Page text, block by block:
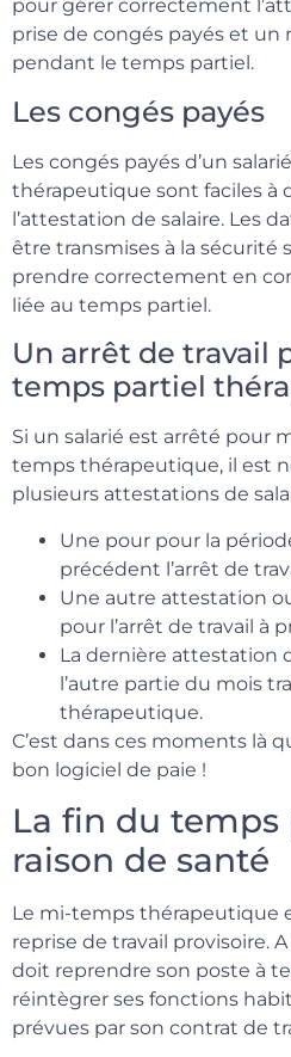
pour gérer correctement
prise de congés payés et
pendant le temps partiel.
Les congés payés
Les congés payés d’un
thérapeutique sont faciles à
l’attestation de salaire. Les
être transmises à la sécurité
prendre correctement en
liée au temps partiel.
Un arrêt de travail
temps partiel
Si un salarié est arrêté pour
temps thérapeutique, il est
plusieurs attestations de
Une pour pour la
précédent l’arrêt de
Une autre attestation
pour l’arrêt de travail à
La dernière attestation
l’autre partie du mois
thérapeutique.
C’est dans ces moments là
bon logiciel de paie !
La fin du
raison de santé
Le mi-temps thérapeutique
reprise de travail provisoire.
doit reprendre son poste à
réintègrer ses fonctions
prévues par son contrat de